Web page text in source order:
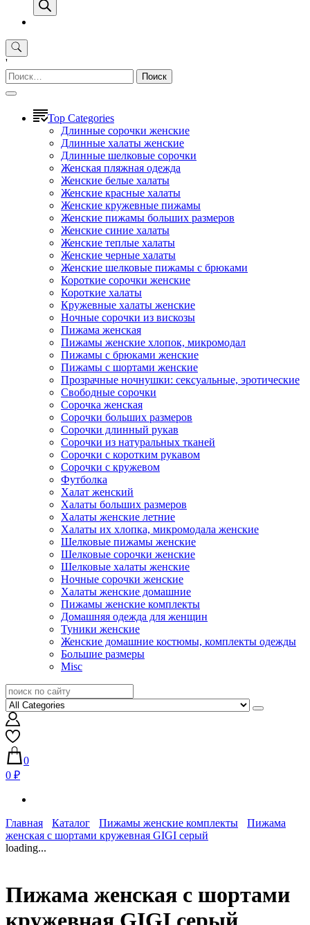
'
Найти:
Top Categories
Длинные сорочки женские
Длинные халаты женские
Длинные шелковые сорочки
Женская пляжная одежда
Женские белые халаты
Женские красные халаты
Женские кружевные пижамы
Женские пижамы больших размеров
Женские синие халаты
Женские теплые халаты
Женские черные халаты
Женские шелковые пижамы с брюками
Короткие сорочки женские
Короткие халаты
Кружевные халаты женские
Ночные сорочки из вискозы
Пижама женская
Пижамы женские хлопок, микромодал
Пижамы с брюками женские
Пижамы с шортами женские
Прозрачные ночнушки: сексуальные, эротические
Свободные сорочки
Сорочка женская
Сорочки больших размеров
Сорочки длинный рукав
Сорочки из натуральных тканей
Сорочки с коротким рукавом
Сорочки с кружевом
Футболка
Халат женский
Халаты больших размеров
Халаты женские летние
Халаты их хлопка, микромодала женские
Шелковые пижамы женские
Шелковые сорочки женские
Шелковые халаты женские
Ночные сорочки женские
Халаты женские домашние
Пижамы женские комплекты
Домашняя одежда для женщин
Туники женские
Женские домашние костюмы, комплекты одежды
Большие размеры
Misc
0
0 ₽
Главная Каталог Пижамы женские комплекты
Пижама
женская с шортами кружевная GIGI серый
loading...
Пижама женская с шортами
кружевная GIGI серый